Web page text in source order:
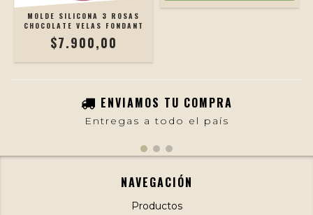
MOLDE SILICONA 3 ROSAS
CHOCOLATE VELAS FONDANT
$7.900,00
ENVIAMOS TU COMPRA
Entregas a todo el país
NAVEGACIÓN
Productos